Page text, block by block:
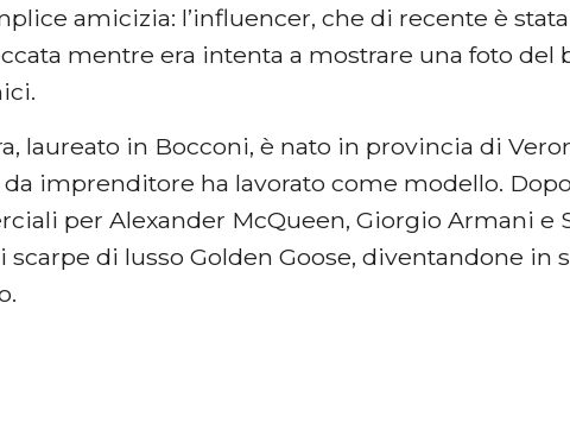
amicizia: l’influencer, che di recente è
mentre era intenta a mostrare una foto del
laureato in Bocconi, è nato in provincia di
da imprenditore ha lavorato come modello.
per Alexander McQueen, Giorgio Armani e
scarpe di lusso Golden Goose, diventandone